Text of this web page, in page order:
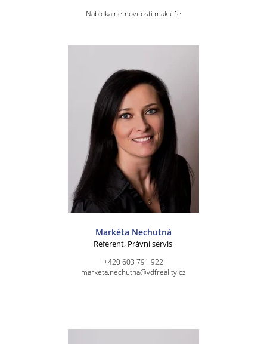
Nabídka nemovitostí makléře
Markéta Nechutná
Referent, Právní servis
+420 603 791 922
marketa.nechutna@vdfreality.cz